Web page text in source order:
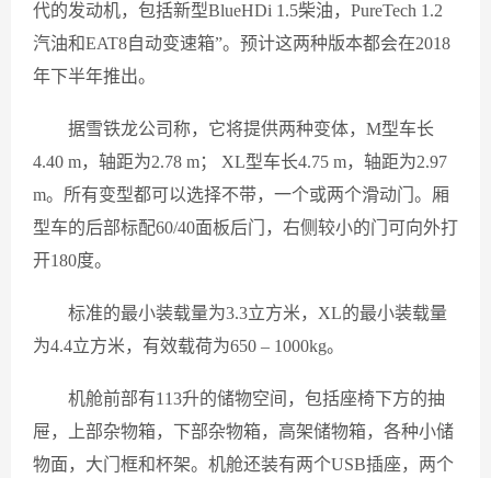
代的发动机，包括新型BlueHDi 1.5柴油，PureTech 1.2
汽油和EAT8自动变速箱”。预计这两种版本都会在2018
年下半年推出。
据雪铁龙公司称，它将提供两种变体，M型车长
4.40 m，轴距为2.78 m； XL型车长4.75 m，轴距为2.97
m。所有变型都可以选择不带，一个或两个滑动门。厢
型车的后部标配60/40面板后门，右侧较小的门可向外打
开180度。
标准的最小装载量为3.3立方米，XL的最小装载量
为4.4立方米，有效载荷为650 – 1000kg。
机舱前部有113升的储物空间，包括座椅下方的抽
屉，上部杂物箱，下部杂物箱，高架储物箱，各种小储
物面，大门框和杯架。机舱还装有两个USB插座，两个